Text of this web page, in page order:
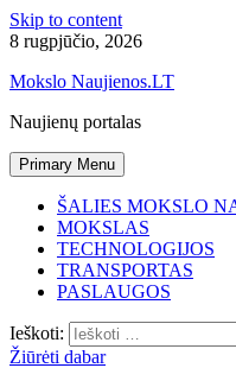
Skip to content
8 rugpjūčio, 2026
Mokslo Naujienos.LT
Naujienų portalas
Primary Menu
ŠALIES MOKSLO
MOKSLAS
TECHNOLOGIJOS
TRANSPORTAS
PASLAUGOS
Ieškoti:
Žiūrėti dabar